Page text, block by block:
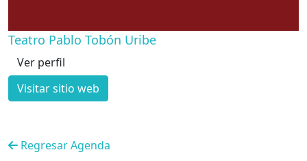
Teatro Pablo Tobón Uribe
Ver perfil
Visitar sitio web
Regresar Agenda